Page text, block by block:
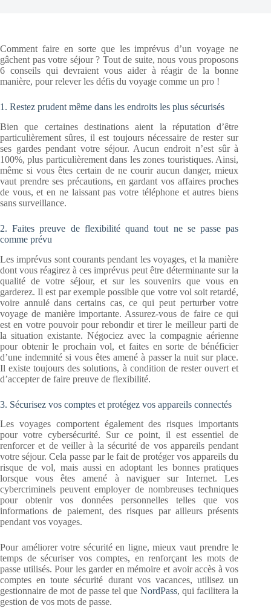
Comment faire en sorte que les imprévus d’un voyage ne
gâchent pas votre séjour ? Tout de suite, nous vous proposons
6 conseils qui devraient vous aider à réagir de la bonne
manière, pour relever les défis du voyage comme un pro !
1. Restez prudent même dans les endroits les plus sécurisés
Bien que certaines destinations aient la réputation d’être
particulièrement sûres, il est toujours nécessaire de rester sur
ses gardes pendant votre séjour. Aucun endroit n’est sûr à
100%, plus particulièrement dans les zones touristiques. Ainsi,
même si vous êtes certain de ne courir aucun danger, mieux
vaut prendre ses précautions, en gardant vos affaires proches
de vous, et en ne laissant pas votre téléphone et autres biens
sans surveillance.
2. Faites preuve de flexibilité quand tout ne se passe pas
comme prévu
Les imprévus sont courants pendant les voyages, et la manière
dont vous réagirez à ces imprévus peut être déterminante sur la
qualité de votre séjour, et sur les souvenirs que vous en
garderez. Il est par exemple possible que votre vol soit retardé,
voire annulé dans certains cas, ce qui peut perturber votre
voyage de manière importante. Assurez-vous de faire ce qui
est en votre pouvoir pour rebondir et tirer le meilleur parti de
la situation existante. Négociez avec la compagnie aérienne
pour obtenir le prochain vol, et faites en sorte de bénéficier
d’une indemnité si vous êtes amené à passer la nuit sur place.
Il existe toujours des solutions, à condition de rester ouvert et
d’accepter de faire preuve de flexibilité.
3. Sécurisez vos comptes et protégez vos appareils connectés
Les voyages comportent également des risques importants
pour votre cybersécurité. Sur ce point, il est essentiel de
renforcer et de veiller à la sécurité de vos appareils pendant
votre séjour. Cela passe par le fait de protéger vos appareils du
risque de vol, mais aussi en adoptant les bonnes pratiques
lorsque vous êtes amené à naviguer sur Internet. Les
cybercriminels peuvent employer de nombreuses techniques
pour obtenir vos données personnelles telles que vos
informations de paiement, des risques par ailleurs présents
pendant vos voyages.
Pour améliorer votre sécurité en ligne, mieux vaut prendre le
temps de sécuriser vos comptes, en renforçant les mots de
passe utilisés. Pour les garder en mémoire et avoir accès à vos
comptes en toute sécurité durant vos vacances, utilisez un
gestionnaire de mot de passe tel que NordPass, qui facilitera la
gestion de vos mots de passe.